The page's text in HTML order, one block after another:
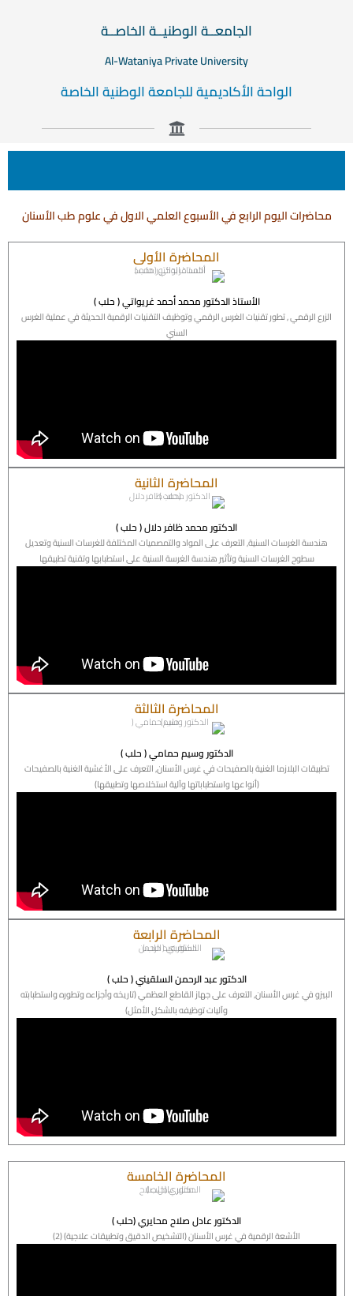
الجامعــة الوطنيــة الخاصــة
Al-Wataniya Private University
الواحة الأكاديمية للجامعة الوطنية الخاصة
محاضرات اليوم الرابع في الأسبوع العلمي الاول في علوم طب الأسنان
المحاضرة الأولى
الأستاذ الدكتور محمد أحمد غريواتي ( حلب )
الزرع الرقمي , تطور تقنيات الغرس الرقمي وتوظيف التقنيات الرقمية الحديثة في عملية الغرس
السني
المحاضرة الثانية
الدكتور محمد ظافر دلال ( حلب )
هندسة الغرسات السنية, التعرف على المواد والتمصميات المختلفة للغرسات السنية وتعديل
سطوح الغرسات السنية وتأثير هندسة الغرسة السنية على استطبابها وتقنية تطبيقها
المحاضرة الثالثة
الدكتور وسيم حمامي ( حلب )
تطبيقات البلازما الغنية بالصفيحات في غرس الأسنان, التعرف على الأغشية الغنية بالصفيحات
(أنواعها واستطباباتها وآلية استخلاصها وتطبيقها)
المحاضرة الرابعة
الدكتور عبد الرحمن السلقيني ( حلب )
البيزو في غرس الأسنان, التعرف على جهاز القاطع العظمي (تاريخه وأجزاءه وتطوره واستطبابته
وآليات توظيفه بالشكل الأمثل)
المحاضرة الخامسة
الدكتور عادل صلاح محايري (حلب )
الأشعة الرقمية في غرس الأسنان (التشخيص الدقيق وتطبيقات علاجية) (2)